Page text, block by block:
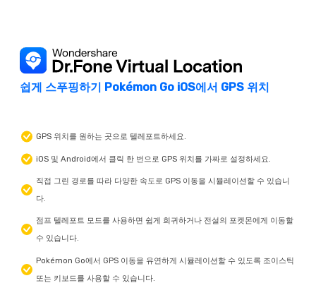
쉽게 스푸핑하기 Pokémon GoiOS에서 GPS 위치
GPS 위치를 원하는 곳으로 텔레포트하세요.
iOS 및 Android에서 클릭 한 번으로 GPS 위치를 가짜로 설정하세요.
직접 그린 경로를 따라 다양한 속도로 GPS 이동을 시뮬레이션할 수 있습니
다.
점프 텔레포트 모드를 사용하면 쉽게 희귀하거나 전설의 포켓몬에게 이동할
수 있습니다.
Pokémon Go에서 GPS 이동을 유연하게 시뮬레이션할 수 있도록 조이스틱
또는 키보드를 사용할 수 있습니다.